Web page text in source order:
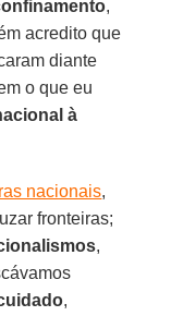
,
acredito que
diante
o que eu
à
nacionais,
fronteiras;
,
,